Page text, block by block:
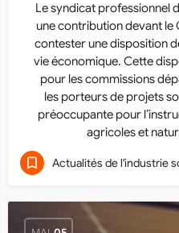
Le syndicat professionnel
une contribution devant le
contester une disposition
vie économique. Cette
pour les commissions
les porteurs de projets
préoccupante pour
agricoles et
Actualités de l'industrie